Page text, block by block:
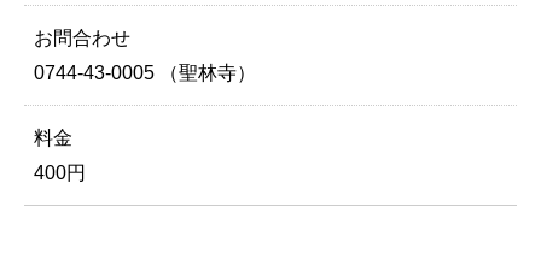
お問合わせ
0744-43-0005 （聖林寺）
料金
400円